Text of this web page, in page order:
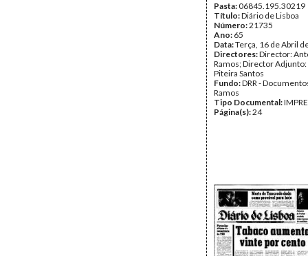
Pasta:06845.195.30219
Título:Diário de Lisboa
Número:21735
Ano: 65
Data:Terça, 16 de Abril
Directores:Director:
Ramos; Director
Piteira Santos
Fundo:DRR -
Ramos
Tipo Documental:
Página(s):24